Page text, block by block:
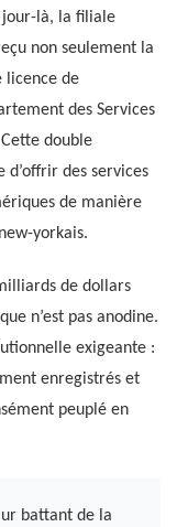
jour-là, la filiale
non seulement la
licence de
des Services
Cette double
des services
de manière
yorkais.
de dollars
n’est pas anodine.
exigeante :
enregistrés et
peuplé en
battant de la